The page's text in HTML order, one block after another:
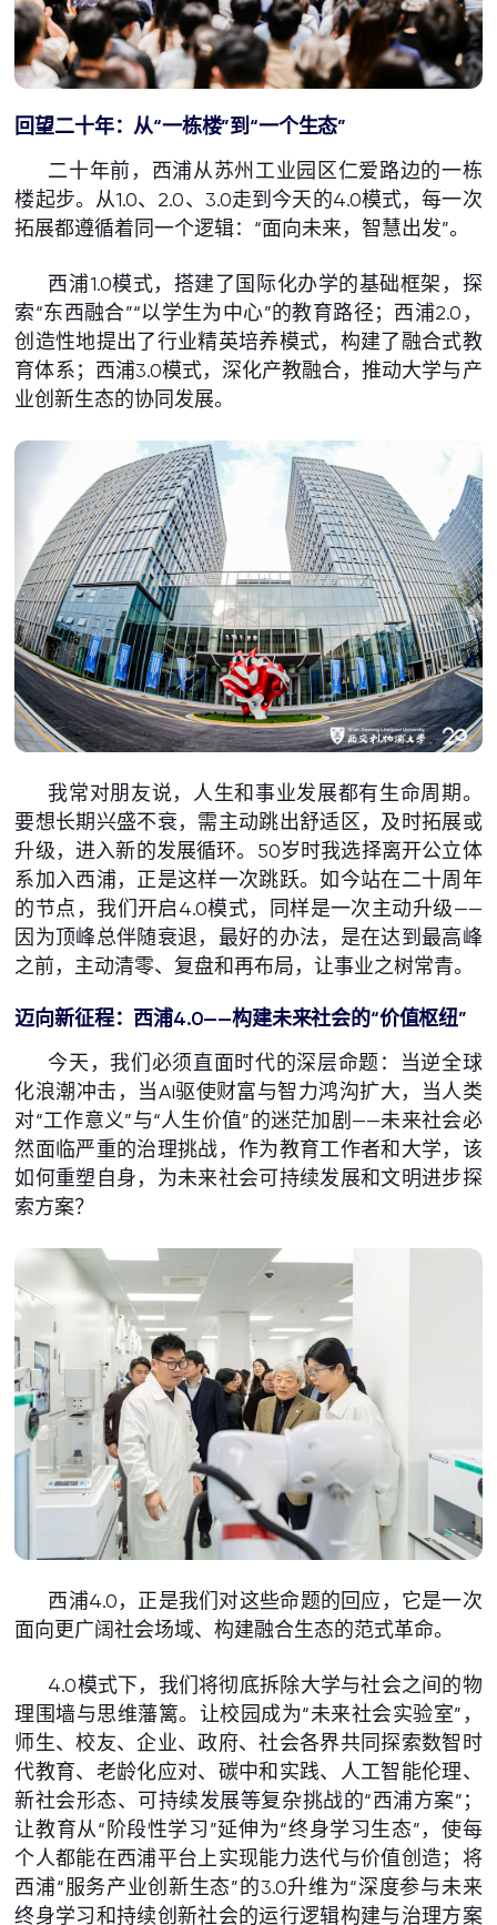
回望二十年：从“一栋楼”到“一个生态”
二十年前，西浦从苏州工业园区仁爱路边的一栋
楼起步。从1.0、2.0、3.0走到今天的4.0模式，每一次
拓展都遵循着同一个逻辑：“面向未来，智慧出发”。
西浦1.0模式，搭建了国际化办学的基础框架，探
索“东西融合”“以学生为中心”的教育路径；西浦2.0，
创造性地提出了行业精英培养模式，构建了融合式教
育体系；西浦3.0模式，深化产教融合，推动大学与产
业创新生态的协同发展。
我常对朋友说，人生和事业发展都有生命周期。
要想长期兴盛不衰，需主动跳出舒适区，及时拓展或
升级，进入新的发展循环。50岁时我选择离开公立体
系加入西浦，正是这样一次跳跃。如今站在二十周年
的节点，我们开启4.0模式，同样是一次主动升级——
因为顶峰总伴随衰退，最好的办法，是在达到最高峰
之前，主动清零、复盘和再布局，让事业之树常青。
迈向新征程：西浦4.0——构建未来社会的“价值枢纽”
今天，我们必须直面时代的深层命题：当逆全球
化浪潮冲击，当AI驱使财富与智力鸿沟扩大，当人类
对“工作意义”与“人生价值”的迷茫加剧——未来社会必
然面临严重的治理挑战，作为教育工作者和大学，该
如何重塑自身，为未来社会可持续发展和文明进步探
索方案？
西浦4.0，正是我们对这些命题的回应，它是一次
面向更广阔社会场域、构建融合生态的范式革命。
4.0模式下，我们将彻底拆除大学与社会之间的物
理围墙与思维藩篱。让校园成为“未来社会实验室”，
师生、校友、企业、政府、社会各界共同探索数智时
代教育、老龄化应对、碳中和实践、人工智能伦理、
新社会形态、可持续发展等复杂挑战的“西浦方案”；
让教育从“阶段性学习”延伸为“终身学习生态”，使每
个人都能在西浦平台上实现能力迭代与价值创造；将
西浦“服务产业创新生态”的3.0升维为“深度参与未来
终身学习和持续创新社会的运行逻辑构建与治理方案